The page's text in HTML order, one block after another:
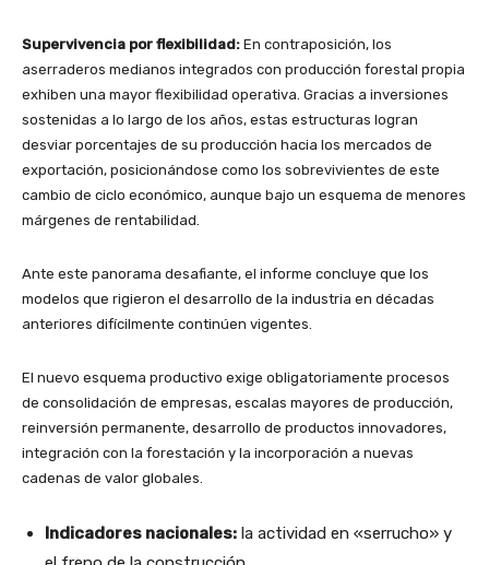
Supervivencia por flexibilidad: En contraposición, los
aserraderos medianos integrados con producción forestal propia
exhiben una mayor flexibilidad operativa. Gracias a inversiones
sostenidas a lo largo de los años, estas estructuras logran
desviar porcentajes de su producción hacia los mercados de
exportación, posicionándose como los sobrevivientes de este
cambio de ciclo económico, aunque bajo un esquema de menores
márgenes de rentabilidad.
Ante este panorama desafiante, el informe concluye que los
modelos que rigieron el desarrollo de la industria en décadas
anteriores difícilmente continúen vigentes.
El nuevo esquema productivo exige obligatoriamente procesos
de consolidación de empresas, escalas mayores de producción,
reinversión permanente, desarrollo de productos innovadores,
integración con la forestación y la incorporación a nuevas
cadenas de valor globales.
Indicadores nacionales: la actividad en «serrucho» y